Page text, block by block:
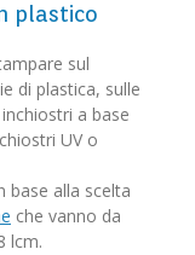
plastico
sul
di plastica, sulle
a base
UV o
base alla scelta
che vanno da
lcm.